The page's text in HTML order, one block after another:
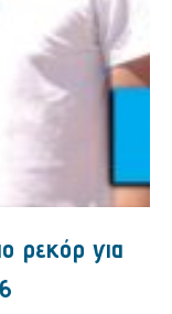
ρεκόρ για